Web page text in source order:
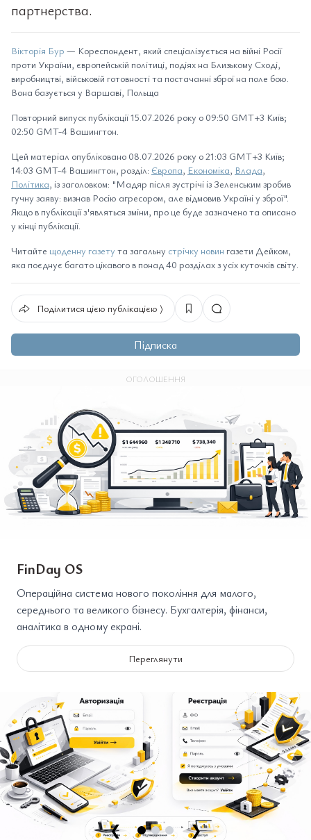
партнерства.
Вікторія Бур — Кореспондент, який спеціалізується на війні Росії
проти України, європейській політиці, подіях на Близькому Сході,
виробництві, військовій готовності та постачанні зброї на поле бою.
Вона базується у Варшаві, Польща
Повторний випуск публікації 15.07.2026 року о 09:50 GMT+3 Київ;
02:50 GMT-4 Вашингтон.
Цей матеріал опубліковано 08.07.2026 року о 21:03 GMT+3 Київ;
14:03 GMT-4 Вашингтон, розділ: Європа, Економіка, Влада,
Політика, із заголовком: "Мадяр після зустрічі із Зеленським зробив
гучну заяву: визнав Росію агресором, але відмовив Україні у зброї".
Якщо в публікації з'являться зміни, про це буде зазначено та описано
у кінці публікації.
Читайте щоденну газету та загальну стрічку новин газети Дейком,
яка поєднує багато цікавого в понад 40 розділах з усіх куточків світу.
Поділитися цією публікацією ⟩
Підписка
ОГОЛОШЕННЯ
FinDay OS
Операційна система нового покоління для малого,
середнього та великого бізнесу. Бухгалтерія, фінанси,
аналітика в одному екрані.
Переглянути
❮ ❯